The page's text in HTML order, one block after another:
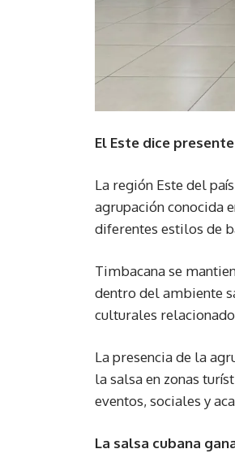
El Este dice
La región Este del
agrupación conocida
diferentes estilos de
Timbacana se
dentro del ambiente
culturales
La presencia de la
la salsa en zonas
eventos, sociales y
La salsa cubana